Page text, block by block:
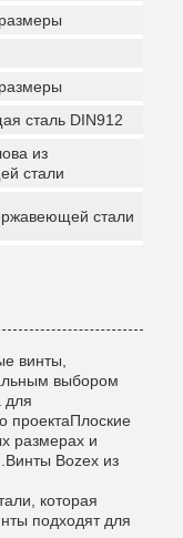
сталь DIN912
из
стали
стали
винты,
выбором
для
проектаПлоские
размерах и
Bozex из
которая
подходят для